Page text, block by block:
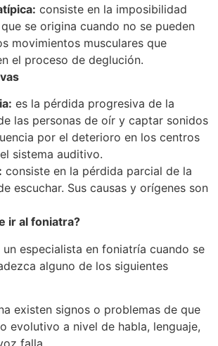
consiste en la imposibilidad
se origina cuando no se pueden
movimientos musculares que
el proceso de deglución.
es la pérdida progresiva de la
las personas de oír y captar sonidos
por el deterioro en los centros
sistema auditivo.
consiste en la pérdida parcial de la
escuchar. Sus causas y orígenes son
ir al foniatra?
un especialista en foniatría cuando se
alguno de los siguientes
existen signos o problemas de que
evolutivo a nivel de habla, lenguaje,
falla.